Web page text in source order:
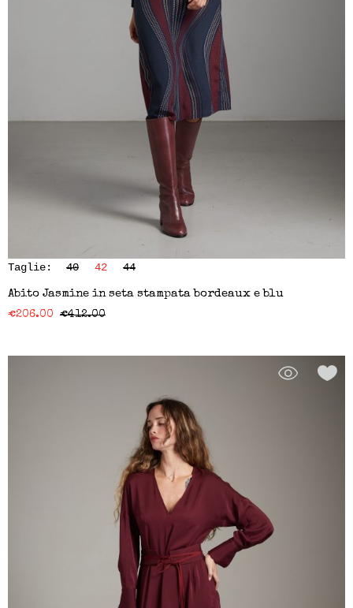
Taglie: 40 42 44
Abito Jasmine in seta stampata bordeaux e blu
€206.00 €412.00